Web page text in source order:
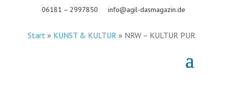
06181 – 2997850 info@agil-dasmagazin.de
Start» KUNST & KULTUR » NRW – KULTUR PUR